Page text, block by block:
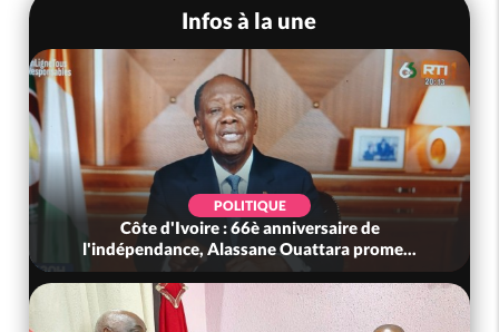
Infos à la une
POLITIQUE
Côte d'Ivoire : 66è anniversaire de
l'indépendance, Alassane Ouattara prome...